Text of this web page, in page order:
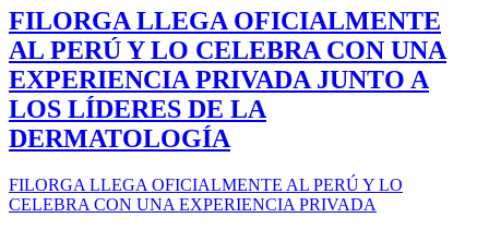
FILORGA LLEGA OFICIALMENTE
AL PERÚ Y LO CELEBRA CON UNA
EXPERIENCIA PRIVADA JUNTO A
LOS LÍDERES DE LA
DERMATOLOGÍA
FILORGA LLEGA OFICIALMENTE AL PERÚ Y LO
CELEBRA CON UNA EXPERIENCIA PRIVADA